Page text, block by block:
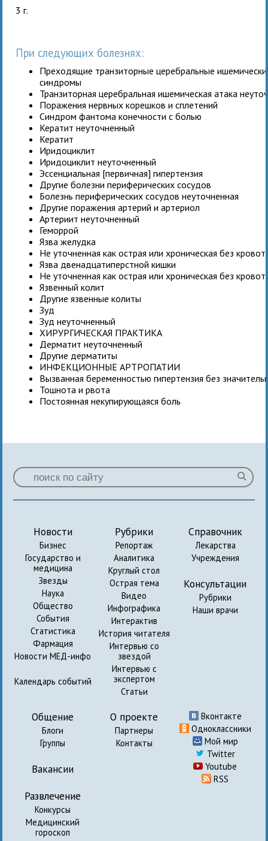
3 г.
При следующих болезнях:
Преходящие транзиторные церебральные
синдромы
Транзиторная церебральная ишемическая атака
Поражения нервных корешков и сплетений
Синдром фантома конечности с болью
Кератит неуточненный
Кератит
Иридоциклит
Иридоциклит неуточненный
Эссенциальная [первичная] гипертензия
Другие болезни периферических сосудов
Болезнь периферических сосудов неуточненная
Другие поражения артерий и артериол
Артериит неуточненный
Геморрой
Язва желудка
Не уточненная как острая или хроническая без
Язва двенадцатиперстной кишки
Не уточненная как острая или хроническая без
Язвенный колит
Другие язвенные колиты
Зуд
Зуд неуточненный
ХИРУРГИЧЕСКАЯ ПРАКТИКА
Дерматит неуточненный
Другие дерматиты
ИНФЕКЦИОННЫЕ АРТРОПАТИИ
Вызванная беременностью гипертензия без
Тошнота и рвота
Постоянная некупирующаяся боль
Новости
Бизнес
Государство и
медицина
Звезды
Наука
Общество
События
Статистика
Фармация
Новости МЕД-инфо
Календарь событий
Рубрики
Репортаж
Аналитика
Круглый стол
Острая тема
Видео
Инфографика
Интерактив
История читателя
Интервью со
звездой
Интервью с
экспертом
Статьи
Справочник
Лекарства
Учреждения
Консультации
Рубрики
Наши врачи
Общение
Блоги
Группы
Вакансии
Развлечение
Конкурсы
Медицинский
гороскоп
О проекте
Партнеры
Контакты
Вконтакте
Одноклассники
Мой мир
Twitter
Youtube
RSS